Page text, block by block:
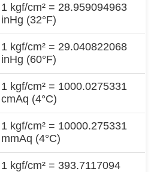
1 kgf/cm² = 28.959094963
inHg (32°F)
1 kgf/cm² = 29.040822068
inHg (60°F)
1 kgf/cm² = 1000.0275331
cmAq (4°C)
1 kgf/cm² = 10000.275331
mmAq (4°C)
1 kgf/cm² = 393.7117094